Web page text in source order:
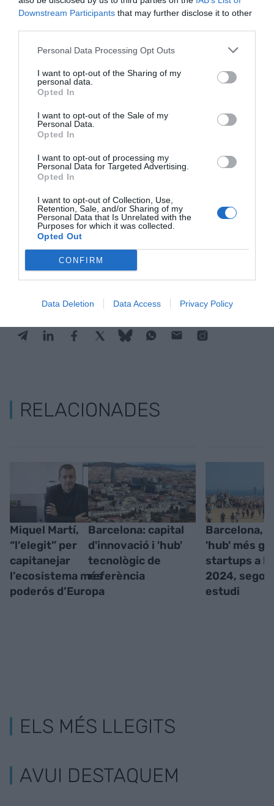
Downstream Participants that may further disclose it to other
Personal Data Processing Opt Outs
I want to opt-out of the Sharing of my
personal data.
Opted In
I want to opt-out of the Sale of my
Personal Data.
Opted In
I want to opt-out of processing my
Personal Data for Targeted Advertising.
Opted In
I want to opt-out of Collection, Use,
Retention, Sale, and/or Sharing of my
Personal Data that Is Unrelated with the
Purposes for which it was collected.
Opted Out
CONFIRM
Data Deletion Data Access Privacy Policy
obstaculitzen el talent i les ganes de crear.
Oportunitats i tendències
L'ecosistema de la inversió en startups està en
constant evolució, com ho està el talent que el
genera. Cal tenir en el radar les noves tecnologies
emergents com la IA generativa, empreses
torn, més empreses creen els seus propis fons
d'inversió, assegurant-se disposar d'actius en
constant creixement i diversificant inversions.
AfegirVIA Empresa
Google de forma gratuïta
Estigues informat amb les últimes notícies d'actualitat
ACTIVAR ARA
RELACIONADES
Miquel Martí,
“l’elegit” per
capitanejar
l’ecosistema més
poderós d’Europa
Barcelona: capital
d'innovació i 'hub'
tecnològic de
referència
Barcelona,
'hub' més
startups a la
2024,
estudi
ELS MÉS LLEGITS
AVUI DESTAQUEM